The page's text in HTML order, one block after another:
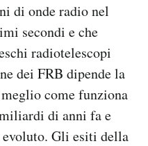
di onde radio nel
secondi e che
radiotelescopi
dei FRB dipende la
come funziona
di anni fa e
evoluto. Gli esiti della